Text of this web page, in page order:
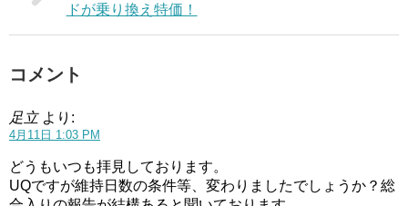
ドが乗り換え特価！
コメント
足立 より:
4月11日 1:03 PM
どうもいつも拝見しております。
UQですが維持日数の条件等、変わりましたでしょうか？総